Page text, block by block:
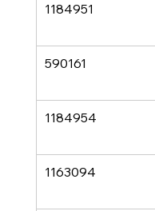
1184951
590161
1184954
1163094